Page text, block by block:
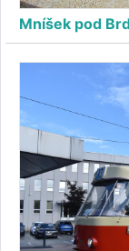
Mníšek pod